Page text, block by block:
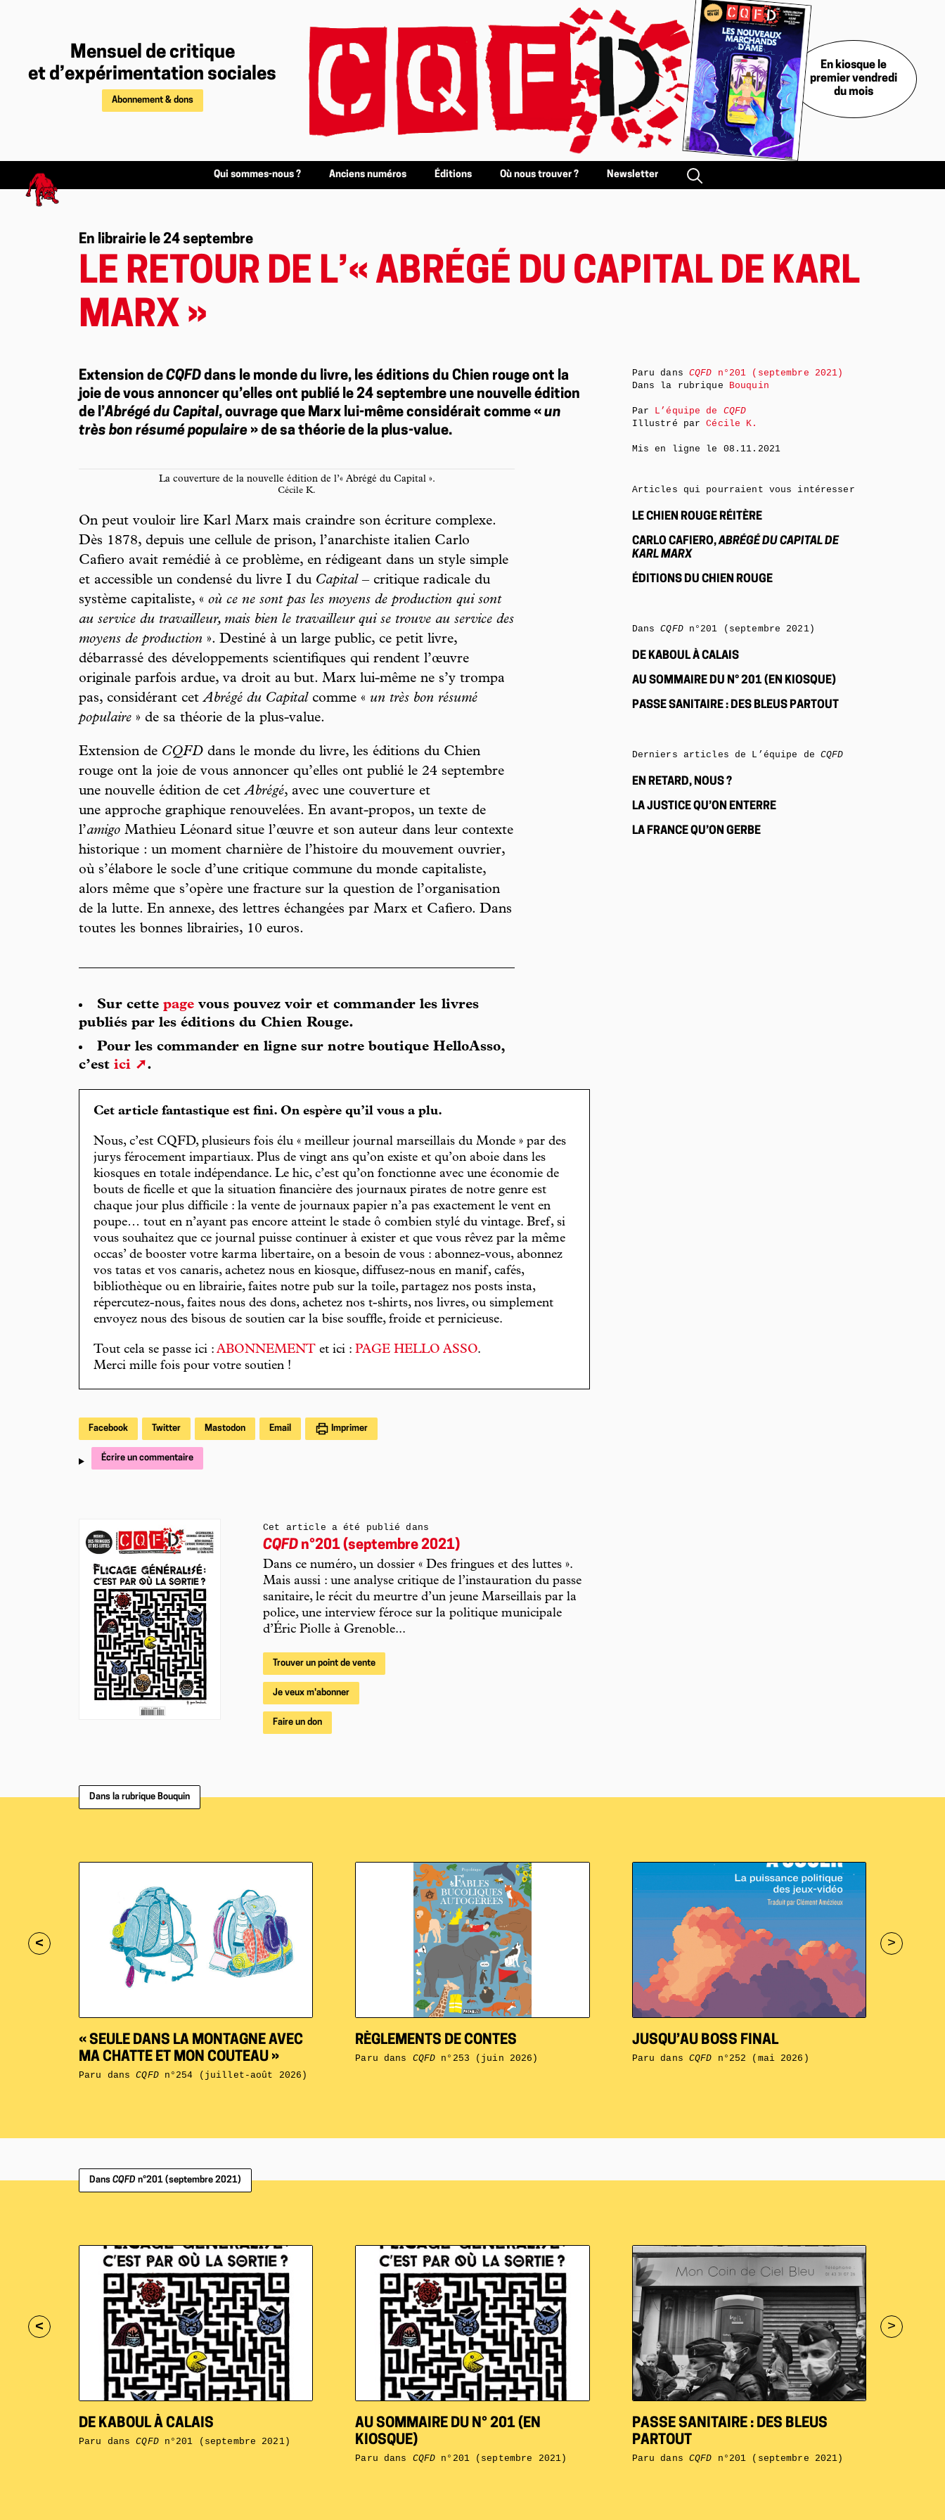
Mensuel de critique
et d’expérimentation sociales
Abonnement & dons
En kiosque le
premier vendredi
du mois
Qui sommes-nous ? Anciens numéros Éditions Où nous trouver ? Newsletter
En librairie le 24 septembre
LE RETOUR DE L’« ABRÉGÉ DU CAPITAL DE KARL
MARX »
Extension de CQFD dans le monde du livre, les éditions du Chien rouge ont la
joie de vous annoncer qu’elles ont publié le 24 septembre une nouvelle édition
de l’Abrégé du Capital, ouvrage que Marx lui-même considérait comme « un
très bon résumé populaire » de sa théorie de la plus-value.
La couverture de la nouvelle édition de l’« Abrégé du Capital ».
Cécile K.
On peut vouloir lire Karl Marx mais craindre son écriture complexe.
Dès 1878, depuis une cellule de prison, l’anarchiste italien Carlo
Cafiero avait remédié à ce problème, en rédigeant dans un style simple
et accessible un condensé du livre I du Capital – critique radicale du
système capitaliste, « où ce ne sont pas les moyens de production qui sont
au service du travailleur, mais bien le travailleur qui se trouve au service des
moyens de production ». Destiné à un large public, ce petit livre,
débarrassé des développements scientifiques qui rendent l’œuvre
originale parfois ardue, va droit au but. Marx lui-même ne s’y trompa
pas, considérant cetAbrégé du Capital comme « un très bon résumé
populaire » de sa théorie de la plus-value.
Extension de CQFD dans le monde du livre, les éditions du Chien
rouge ont la joie de vous annoncer qu’elles ont publié le 24 septembre
une nouvelle édition de cetAbrégé, avec une couverture et
une approche graphique renouvelées. En avant-propos, un texte de
l’amigo Mathieu Léonard situe l’œuvre et son auteur dans leur contexte
historique : un moment charnière de l’histoire du mouvement ouvrier,
où s’élabore le socle d’une critique commune du monde capitaliste,
alors même que s’opère une fracture sur la question de l’organisation
de la lutte. En annexe, des lettres échangées par Marx et Cafiero. Dans
toutes les bonnes librairies, 10 euros.
Sur cette page vous pouvez voir et commander les livres
publiés par les éditions du Chien Rouge.
Pour les commander en ligne sur notre boutique HelloAsso,
c’est ici .
Cet article fantastique est fini. On espère qu’il vous a plu.
Nous, c’est CQFD, plusieurs fois élu « meilleur journal marseillais du Monde » par des
jurys férocement impartiaux. Plus de vingt ans qu’on existe et qu’on aboie dans les
kiosques en totale indépendance. Le hic, c’est qu’on fonctionne avec une économie de
bouts de ficelle et que la situation financière des journaux pirates de notre genre est
chaque jour plus difficile : la vente de journaux papier n’a pas exactement le vent en
poupe… tout en n’ayant pas encore atteint le stade ô combien stylé du vintage. Bref, si
vous souhaitez que ce journal puisse continuer à exister et que vous rêvez par la même
occas’ de booster votre karma libertaire, on a besoin de vous : abonnez-vous, abonnez
vos tatas et vos canaris, achetez nous en kiosque, diffusez-nous en manif, cafés,
bibliothèque ou en librairie, faites notre pub sur la toile, partagez nos posts insta,
répercutez-nous, faites nous des dons, achetez nos t-shirts, nos livres, ou simplement
envoyez nous des bisous de soutien car la bise souffle, froide et pernicieuse.
Tout cela se passe ici : ABONNEMENT et ici : PAGE HELLO ASSO.
Merci mille fois pour votre soutien !
Facebook Twitter Mastodon Email Imprimer
Écrire un commentaire
Cet article a été publié dans
CQFD n°201 (septembre 2021)
Dans ce numéro, un dossier « Des fringues et des luttes ».
Mais aussi : une analyse critique de l’instauration du passe
sanitaire, le récit du meurtre d’un jeune Marseillais par la
police, une interview féroce sur la politique municipale
d’Éric Piolle à Grenoble...
Trouver un point de vente
Je veux m'abonner
Faire un don
Paru dans CQFD n°201 (septembre 2021)
Dans la rubrique Bouquin
Par L’équipe de CQFD
Illustré parCécile K.
Mis en ligne le 08.11.2021
Articles qui pourraient vous intéresser
LE CHIEN ROUGE RÉITÈRE
CARLO CAFIERO,ABRÉGÉ DU CAPITAL DE
KARL MARX
ÉDITIONS DU CHIEN ROUGE
DansCQFDn°201 (septembre 2021)
DE KABOUL À CALAIS
AU SOMMAIRE DU N° 201 (EN KIOSQUE)
PASSE SANITAIRE : DES BLEUS PARTOUT
Derniers articles de L’équipe de CQFD
EN RETARD, NOUS ?
LA JUSTICE QU’ON ENTERRE
LA FRANCE QU’ON GERBE
< >
Dans la rubrique Bouquin
« SEULE DANS LA MONTAGNE AVEC
MA CHATTE ET MON COUTEAU »
Paru dansCQFDn°254 (juillet-août 2026)
RÈGLEMENTS DE CONTES
Paru dans CQFD n°253 (juin 2026)
JUSQU’AU BOSS FINAL
Paru dans CQFD n°252 (mai 2026)
< >
Dans CQFD n°201 (septembre 2021)
DE KABOUL À CALAIS
Paru dansCQFDn°201 (septembre 2021)
AU SOMMAIRE DU N° 201 (EN
KIOSQUE)
Paru dans CQFD n°201 (septembre 2021)
PASSE SANITAIRE : DES BLEUS
PARTOUT
Paru dans CQFD n°201 (septembre 2021)